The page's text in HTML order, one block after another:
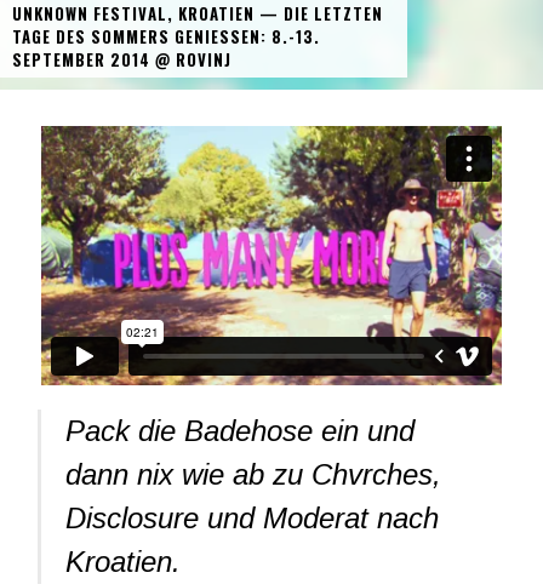
UNKNOWN FESTIVAL, KROATIEN — DIE LETZTEN
TAGE DES SOMMERS GENIESSEN: 8.-13. S
EPTEMBER 2014 @ ROVINJ
Pack die Badehose ein und
dann nix wie ab zu Chvrches,
Disclosure und Moderat nach
Kroatien.